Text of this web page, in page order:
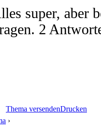
super, aber
2
Thema versendenDrucken
›